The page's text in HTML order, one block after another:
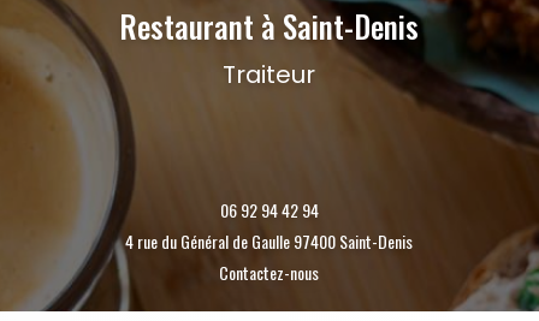
Restaurant à Saint-Denis
Traiteur
06 92 94 42 94
4 rue du Général de Gaulle 97400 Saint-Denis
Contactez-nous